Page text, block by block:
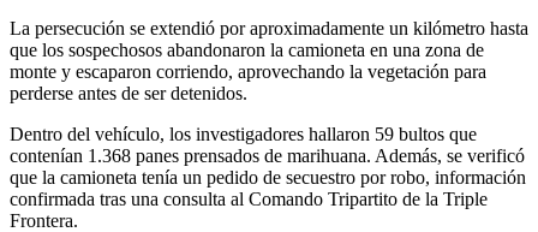
La persecución se extendió por aproximadamente un kilómetro hasta
que los sospechosos abandonaron la camioneta en una zona de
monte y escaparon corriendo, aprovechando la vegetación para
perderse antes de ser detenidos.
Dentro del vehículo, los investigadores hallaron 59 bultos que
contenían 1.368 panes prensados de marihuana. Además, se verificó
que la camioneta tenía un pedido de secuestro por robo, información
confirmada tras una consulta al Comando Tripartito de la Triple
Frontera.